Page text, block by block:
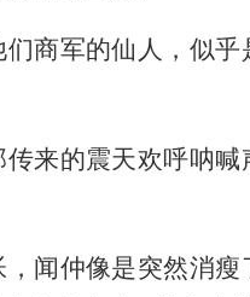
们商军的仙人，似乎
传来的震天欢呼呐喊
闻仲像是突然消瘦